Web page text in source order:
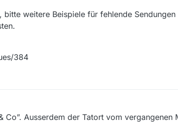
bitte weitere Beispiele für fehlende Sendungen
384
Co”. Ausserdem der Tatort vom